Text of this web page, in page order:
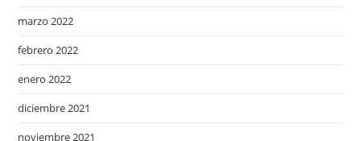
marzo 2022
febrero 2022
enero 2022
diciembre 2021
noviembre 2021